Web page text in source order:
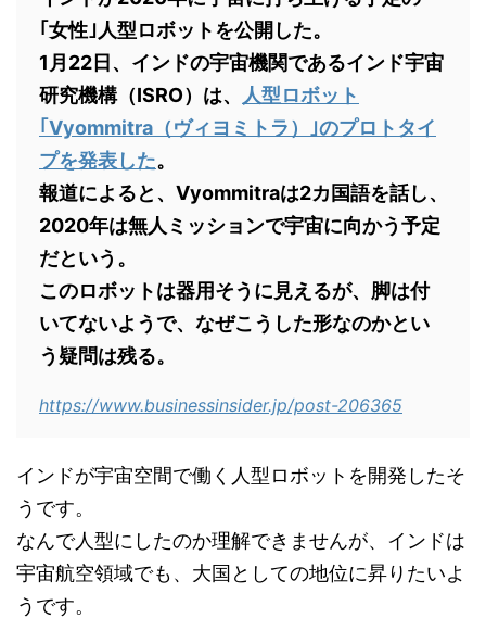
｢女性｣人型ロボットを公開した。
1月22日、インドの宇宙機関であるインド宇宙
研究機構（ISRO）は、
人型ロボット
｢Vyommitra（ヴィヨミトラ）｣のプロトタイ
プを発表した。
報道によると、Vyommitraは2カ国語を話し、
2020年は無人ミッションで宇宙に向かう予定
だという。
このロボットは器用そうに見えるが、脚は付
いてないようで、なぜこうした形なのかとい
う疑問は残る。
https://www.businessinsider.jp/post-206365
インドが宇宙空間で働く人型ロボットを開発したそ
うです。
なんで人型にしたのか理解できませんが、インドは
宇宙航空領域でも、大国としての地位に昇りたいよ
うです。